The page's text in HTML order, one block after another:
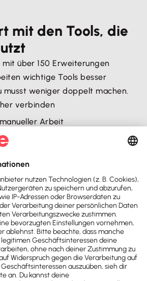
mit den Tools, die
mit über 150 Erweiterungen
wichtige Tools besser
musst weniger doppelt machen.
verbinden
Arbeit
zusammenpassen
Buchhaltung, Steuern:
das für dich.
rechtssicher, einfach.